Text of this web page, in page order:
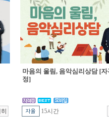
마음의 울림, 음악심리상담 [
정]
15시간